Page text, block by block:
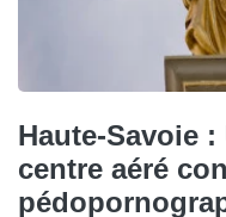
Haute-Savoie
centre aéré